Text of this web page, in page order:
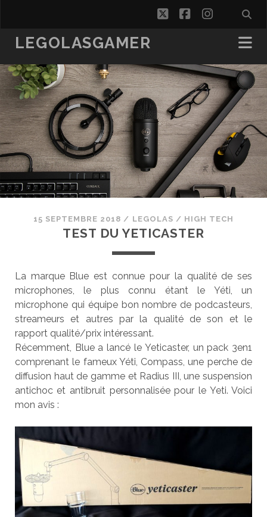
twitterfacebook
LEGOLASGAMER
15 SEPTEMBRE 2018 / LEGOLAS / HIGH TECH
TEST DU YETICASTER
La marque Blue est connue pour la qualité de ses
microphones, le plus connu étant le Yéti, un
microphone qui équipe bon nombre de podcasteurs,
streameurs et autres par la qualité de son et le
rapport qualité/prix intéressant.
Récemment, Blue a lancé le Yeticaster, un pack 3en1
comprenant le fameux Yéti, Compass, une perche de
diffusion haut de gamme et Radius III, une suspension
antichoc et antibruit personnalisée pour le Yeti. Voici
mon avis :